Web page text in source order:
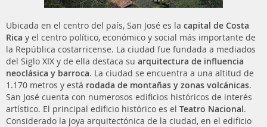
Ubicada en el centro del país, San José es la capital de Costa
Rica y el centro político, económico y social más importante de
la República costarricense. La ciudad fue fundada a mediados
del Siglo XIX y de ella destaca su arquitectura de influencia
neoclásica y barroca. La ciudad se encuentra a una altitud de
1.170 metros y está rodada de montañas y zonas volcánicas.
San José cuenta con numerosos edificios históricos de interés
artístico. El principal edificio histórico es el Teatro Nacional.
Considerado la joya arquitectónica de la ciudad, en el edificio